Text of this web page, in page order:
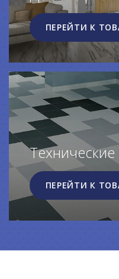
ПЕРЕЙТИ К
ПЕРЕЙТИ К